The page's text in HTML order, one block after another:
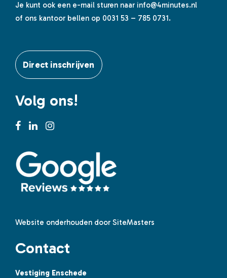
Je kunt ook een e-mail sturen naar info@4minutes.nl
of ons kantoor bellen op 0031 53 – 785 0731.
Direct inschrijven
Volg ons!
Website onderhouden door SiteMasters
Contact
Vestiging Enschede